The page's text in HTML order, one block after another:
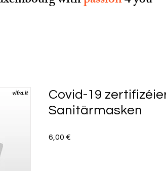
Covid-19
Sanitärmasken
6,00 €